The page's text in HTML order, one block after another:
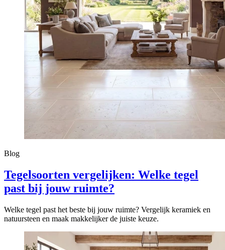
Blog
Tegelsoorten vergelijken: Welke tegel
past bij jouw ruimte?
Welke tegel past het beste bij jouw ruimte? Vergelijk keramiek en
natuursteen en maak makkelijker de juiste keuze.